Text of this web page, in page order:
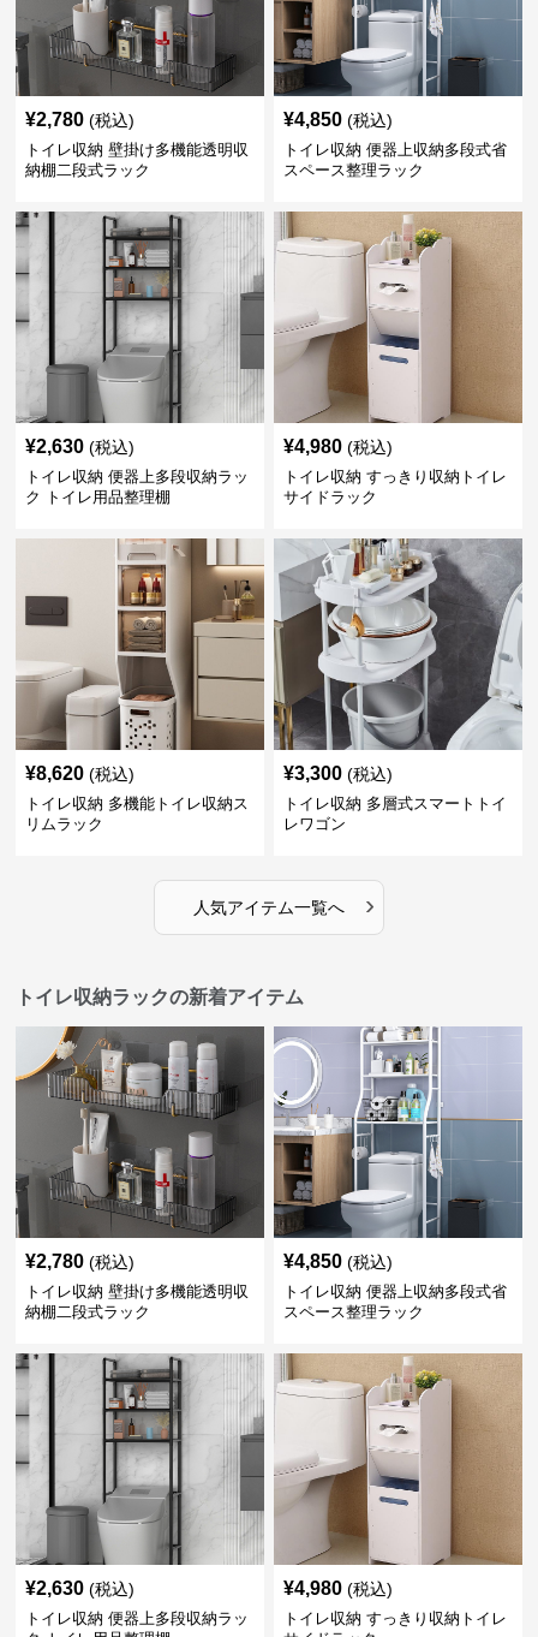
¥2,780 (税込)
トイレ収納 壁掛け多機能透明収
納棚二段式ラック
¥4,850 (税込)
トイレ収納 便器上収納多段式省
スペース整理ラック
¥2,630 (税込)
トイレ収納 便器上多段収納ラッ
ク トイレ用品整理棚
¥4,980 (税込)
トイレ収納 すっきり収納トイレ
サイドラック
¥8,620 (税込)
トイレ収納 多機能トイレ収納ス
リムラック
¥3,300 (税込)
トイレ収納 多層式スマートトイ
レワゴン
人気アイテム一覧へ ›
トイレ収納ラックの新着アイテム
¥2,780 (税込)
トイレ収納 壁掛け多機能透明収
納棚二段式ラック
¥4,850 (税込)
トイレ収納 便器上収納多段式省
スペース整理ラック
¥2,630 (税込)
トイレ収納 便器上多段収納ラッ
¥4,980 (税込)
トイレ収納 すっきり収納トイレ